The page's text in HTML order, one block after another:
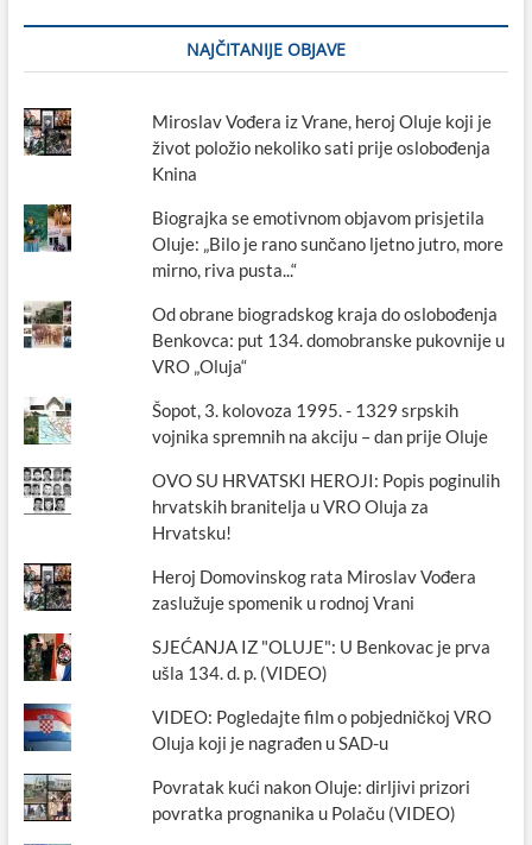
NAJČITANIJE OBJAVE
Miroslav Vođera iz Vrane, heroj Oluje koji je
život položio nekoliko sati prije oslobođenja
Knina
Biograjka se emotivnom objavom prisjetila
Oluje: „Bilo je rano sunčano ljetno jutro, more
mirno, riva pusta...“
Od obrane biogradskog kraja do oslobođenja
Benkovca: put 134. domobranske pukovnije u
VRO „Oluja“
Šopot, 3. kolovoza 1995. - 1329 srpskih
vojnika spremnih na akciju – dan prije Oluje
OVO SU HRVATSKI HEROJI: Popis poginulih
hrvatskih branitelja u VRO Oluja za
Hrvatsku!
Heroj Domovinskog rata Miroslav Vođera
zaslužuje spomenik u rodnoj Vrani
SJEĆANJA IZ "OLUJE": U Benkovac je prva
ušla 134. d. p. (VIDEO)
VIDEO: Pogledajte film o pobjedničkoj VRO
Oluja koji je nagrađen u SAD-u
Povratak kući nakon Oluje: dirljivi prizori
povratka prognanika u Polaču (VIDEO)